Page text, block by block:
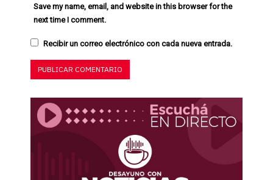
Save my name, email, and website in this browser for the
next time I comment.
Recibir un correo electrónico con cada nueva entrada.